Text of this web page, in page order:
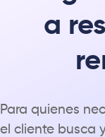
a
Para quienes
el cliente busca